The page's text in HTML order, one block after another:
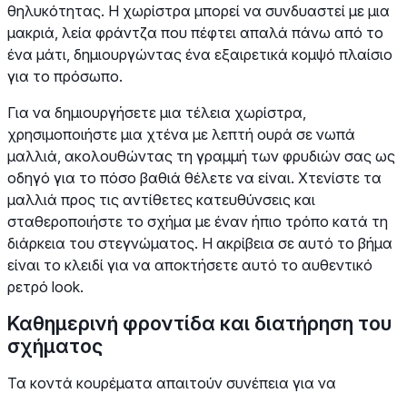
θηλυκότητας. Η χωρίστρα μπορεί να συνδυαστεί με μια
μακριά, λεία φράντζα που πέφτει απαλά πάνω από το
ένα μάτι, δημιουργώντας ένα εξαιρετικά κομψό πλαίσιο
για το πρόσωπο.
Για να δημιουργήσετε μια τέλεια χωρίστρα,
χρησιμοποιήστε μια χτένα με λεπτή ουρά σε νωπά
μαλλιά, ακολουθώντας τη γραμμή των φρυδιών σας ως
οδηγό για το πόσο βαθιά θέλετε να είναι. Χτενίστε τα
μαλλιά προς τις αντίθετες κατευθύνσεις και
σταθεροποιήστε το σχήμα με έναν ήπιο τρόπο κατά τη
διάρκεια του στεγνώματος. Η ακρίβεια σε αυτό το βήμα
είναι το κλειδί για να αποκτήσετε αυτό το αυθεντικό
ρετρό look.
Καθημερινή φροντίδα και διατήρηση του
σχήματος
Τα κοντά κουρέματα απαιτούν συνέπεια για να